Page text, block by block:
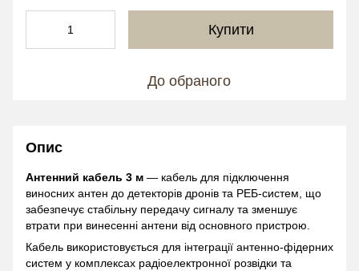
Купити
До обраного
Опис
Антенний кабель 3 м — кабель для підключення
виносних антен до детекторів дронів та РЕБ-систем, що
забезпечує стабільну передачу сигналу та зменшує
втрати при винесенні антени від основного пристрою.
Кабель використовується для інтеграції антенно-фідерних
систем у комплексах радіоелектронної розвідки та